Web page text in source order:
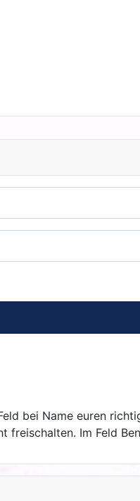
bei Name euren
freischalten. Im Feld